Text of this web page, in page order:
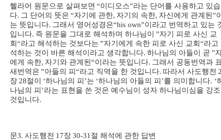
헬라어 원문으로 살펴보면 “이디오스”라는 단어를 사용하고 있
다. 그 단어의 뜻은 “자기에 관한, 자기의 속한, 자신에게 관계된 ”
는 뜻입니다. 그래서 영어성경은“his own”이라고 번역하고 있는
입니다. 즉 원문을 그대로 해석하며 하나님이 ”자기 피로 사신 교
회 “라고 해석하는 것보다는 ”자기에게 속한 피로 사신 교회 “라고
석하는 것이 바른 해석이라고 생각합니다. 하나님의 아들이 곧 ”
에게 속한, 자기와 관계된 “이라는 뜻입니다. 그래서 공동번역과
새번역은 ”아들의 피 “라고 직역을 한 것입니다. 따라서 사도행전
장 28절이 ‘하나님의 피 ’는 ‘하나님의 아들의 피 ’를 의미합니다. ‘
나님의 피 ’라는 표현을 쓴 것은 예수님이 성자 하나님이심을 강
것입니다.
문3. 사도행전 17장30-31 절 해석에 관한 답변